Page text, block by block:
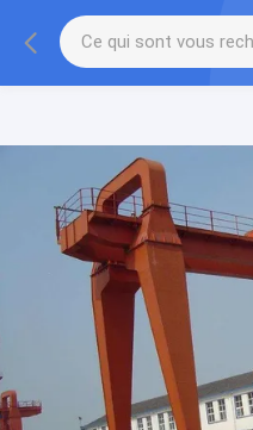
gtag('config', 'G-